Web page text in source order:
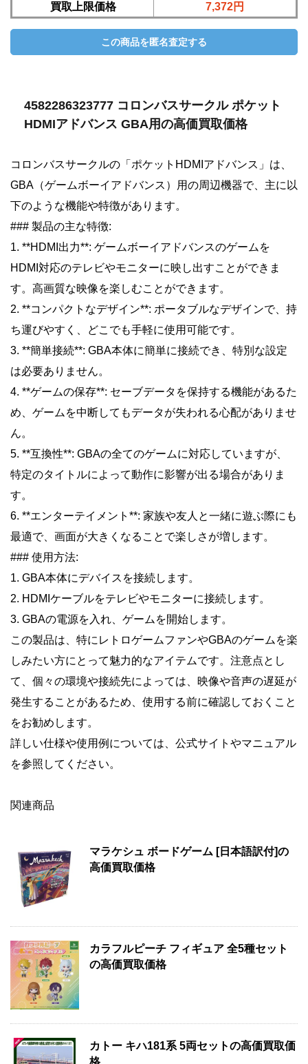
買取上限価格
7,372円
4582286323777 コロンバスサークル ポケット
HDMIアドバンス GBA用の高価買取価格
コロンバスサークルの「ポケットHDMIアドバンス」は、
GBA（ゲームボーイアドバンス）用の周辺機器で、主に以
下のような機能や特徴があります。
### 製品の主な特徴:
1. **HDMI出力**: ゲームボーイアドバンスのゲームを
HDMI対応のテレビやモニターに映し出すことができま
す。高画質な映像を楽しむことができます。
2. **コンパクトなデザイン**: ポータブルなデザインで、持
ち運びやすく、どこでも手軽に使用可能です。
3. **簡単接続**: GBA本体に簡単に接続でき、特別な設定
は必要ありません。
4. **ゲームの保存**: セーブデータを保持する機能があるた
め、ゲームを中断してもデータが失われる心配がありませ
ん。
5. **互換性**: GBAの全てのゲームに対応していますが、
特定のタイトルによって動作に影響が出る場合がありま
す。
6. **エンターテイメント**: 家族や友人と一緒に遊ぶ際にも
最適で、画面が大きくなることで楽しさが増します。
### 使用方法:
1. GBA本体にデバイスを接続します。
2. HDMIケーブルをテレビやモニターに接続します。
3. GBAの電源を入れ、ゲームを開始します。
この製品は、特にレトロゲームファンやGBAのゲームを楽
しみたい方にとって魅力的なアイテムです。注意点とし
て、個々の環境や接続先によっては、映像や音声の遅延が
発生することがあるため、使用する前に確認しておくこと
をお勧めします。
詳しい仕様や使用例については、公式サイトやマニュアル
を参照してください。
関連商品
マラケシュ ボードゲーム [日本語訳付]の
高価買取価格
カラフルピーチ フィギュア 全5種セット
の高価買取価格
カトー キハ181系 5両セットの高価買取価
格